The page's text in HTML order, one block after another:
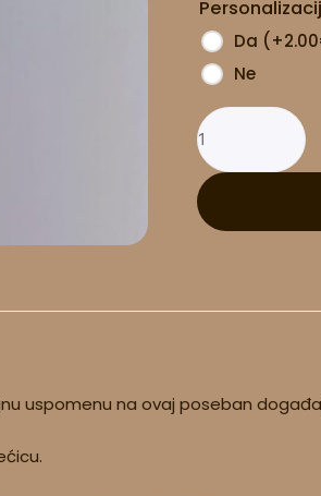
Da (+2.00
Ne
količina
uspomenu na ovaj poseban